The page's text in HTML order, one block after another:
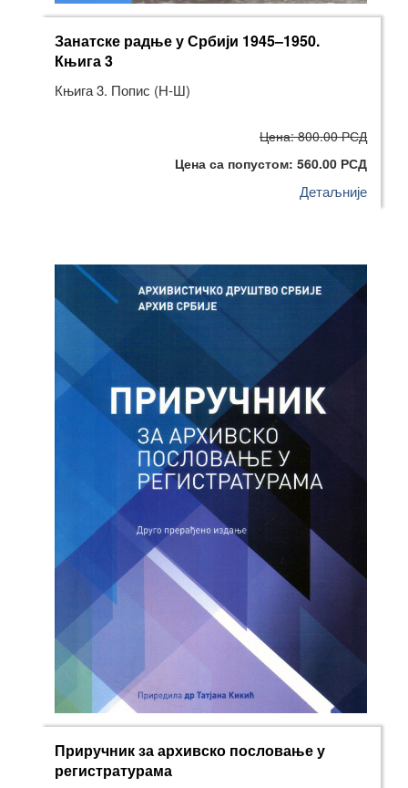
Занатске радње у Србији 1945–1950.
Књига 3
Књига 3. Попис (Н-Ш)
Цена: 800.00 РСД
Цена са попустом: 560.00 РСД
Детаљније
Приручник за архивско пословање у
регистратурама